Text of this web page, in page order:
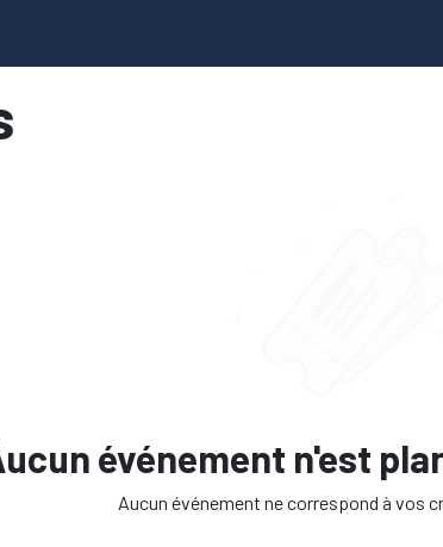
événement n'est
Aucun événement ne correspond à vos